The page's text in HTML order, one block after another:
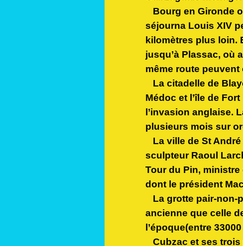
Bourg en Gironde
séjourna Louis XIV
kilomètres plus loin.
jusqu’à Plassac, où
même route
La citadelle de
Médoc et l’île de
l’invasion anglaise.
plusieurs mois sur
La ville de St
sculpteur Raoul
Tour du Pin,
dont le président
La grotte pair-non-
ancienne que celle
l’époque(entre
Cubzac et ses